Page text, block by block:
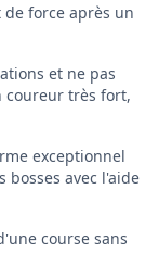
force après un
et ne pas
coureur très fort,
exceptionnel
avec l'aide
course sans